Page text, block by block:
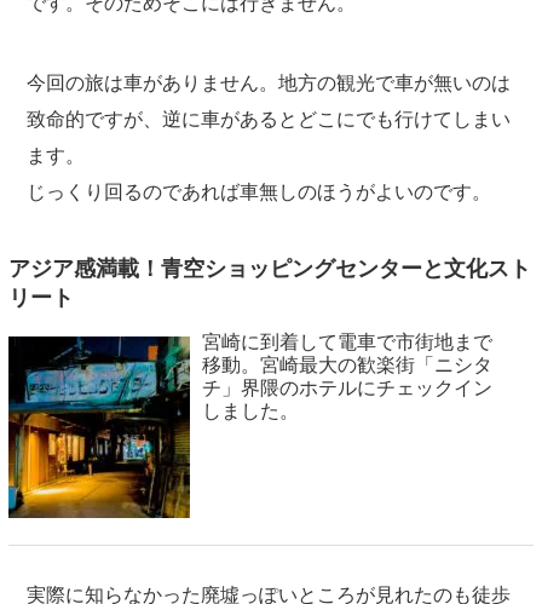
今回の旅は車がありません。地方の観光で車が無いのは
致命的ですが、逆に車があるとどこにでも行けてしまい
ます。
じっくり回るのであれば車無しのほうがよいのです。
アジア感満載！青空ショッピングセンターと文化スト
リート
宮崎に到着して電車で市街地まで
移動。宮崎最大の歓楽街「ニシタ
チ」界隈のホテルにチェックイン
しました。
実際に知らなかった廃墟っぽいところが見れたのも徒歩